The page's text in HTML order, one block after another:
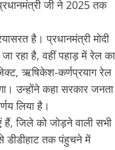
जी ने 2025 तक
है। प्रधानमंत्री मोदी
रहा है, वहीं पहाड़ में रेल का
ऋषिकेश-कर्णप्रयाग रेल
उन्होंने कहा सरकार जनता
लिया है।
हैं, जिले को जोड़ने वाली सभी
डीडीहाट तक पंहुचने में